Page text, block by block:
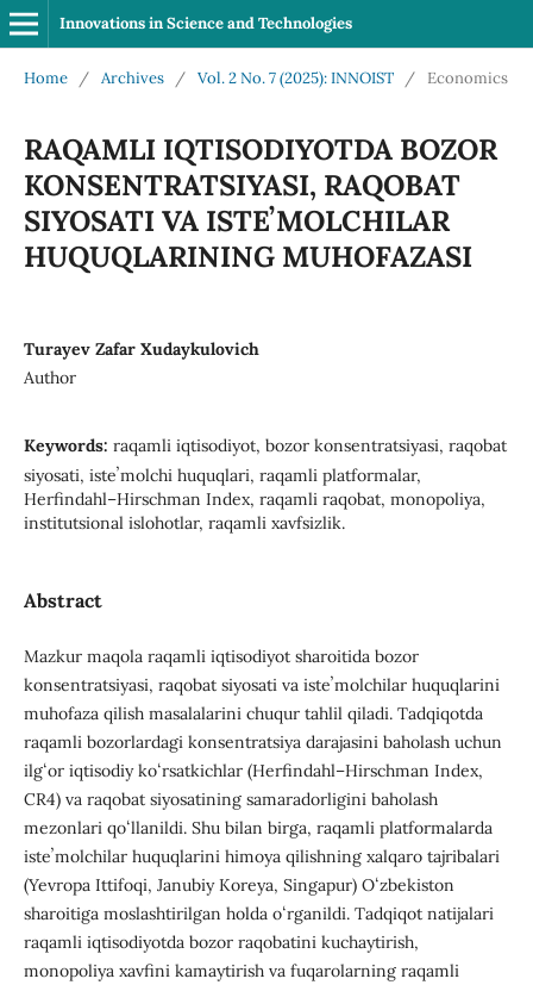
Innovations in Science and Technologies
Home / Archives / Vol. 2 No. 7 (2025): INNOIST / Economics
RAQAMLI IQTISODIYOTDA BOZOR
KONSENTRATSIYASI, RAQOBAT
SIYOSATI VA ISTEʼMOLCHILAR
HUQUQLARINING MUHOFAZASI
Turayev Zafar Xudaykulovich
Author
Keywords: raqamli iqtisodiyot, bozor konsentratsiyasi, raqobat
siyosati, isteʼmolchi huquqlari, raqamli platformalar,
Herfindahl–Hirschman Index, raqamli raqobat, monopoliya,
institutsional islohotlar, raqamli xavfsizlik.
Abstract
Mazkur maqola raqamli iqtisodiyot sharoitida bozor
konsentratsiyasi, raqobat siyosati va isteʼmolchilar huquqlarini
muhofaza qilish masalalarini chuqur tahlil qiladi. Tadqiqotda
raqamli bozorlardagi konsentratsiya darajasini baholash uchun
ilgʻor iqtisodiy koʻrsatkichlar (Herfindahl–Hirschman Index,
CR4) va raqobat siyosatining samaradorligini baholash
mezonlari qoʻllanildi. Shu bilan birga, raqamli platformalarda
isteʼmolchilar huquqlarini himoya qilishning xalqaro tajribalari
(Yevropa Ittifoqi, Janubiy Koreya, Singapur) Oʻzbekiston
sharoitiga moslashtirilgan holda oʻrganildi. Tadqiqot natijalari
raqamli iqtisodiyotda bozor raqobatini kuchaytirish,
monopoliya xavfini kamaytirish va fuqarolarning raqamli